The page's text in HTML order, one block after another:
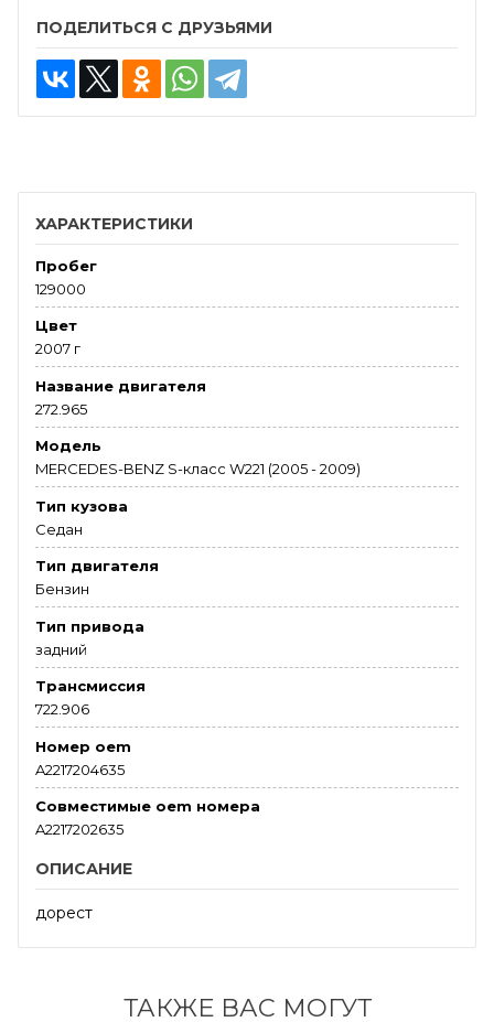
ПОДЕЛИТЬСЯ С ДРУЗЬЯМИ
ХАРАКТЕРИСТИКИ
Пробег
129000
Цвет
2007 г
Название двигателя
272.965
Модель
MERCEDES-BENZ S-класс W221 (2005 - 2009)
Тип кузова
Седан
Тип двигателя
Бензин
Тип привода
задний
Трансмиссия
722.906
Номер oem
A2217204635
Совместимые oem номера
A2217202635
ОПИСАНИЕ
дорест
ТАКЖЕ ВАС МОГУТ